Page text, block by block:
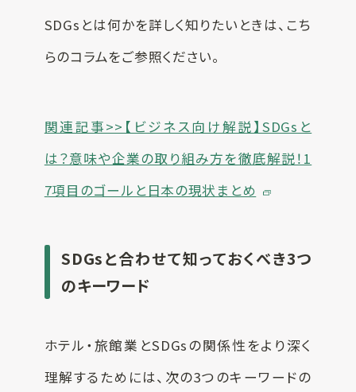
SDGsとは何かを詳しく知りたいときは、こち
らのコラムをご参照ください。
関連記事>>【ビジネス向け解説】SDGsと
は？意味や企業の取り組み方を徹底解説！1
7項目のゴールと日本の現状まとめ
SDGsと合わせて知っておくべき3つ
のキーワード
ホテル・旅館業とSDGsの関係性をより深く
理解するためには、次の3つのキーワードの